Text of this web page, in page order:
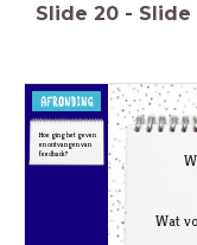
Slide 20 - Slide
Wat
Hoe ging het geven
en ontvangen van
feedback?